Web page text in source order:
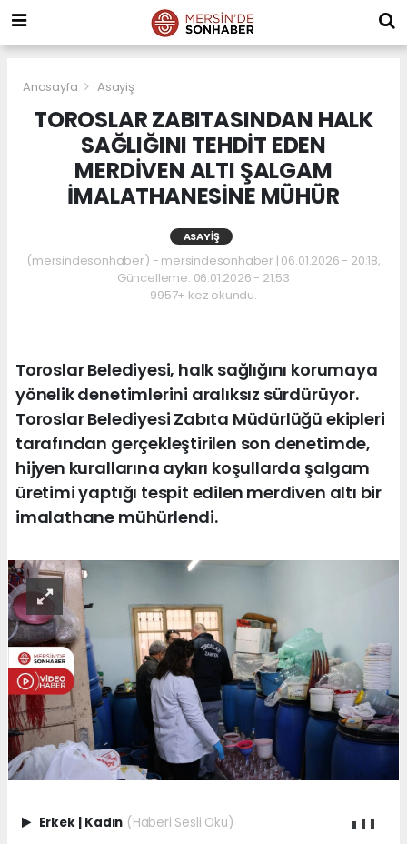
Anasayfa Asayiş
TOROSLAR ZABITASINDAN HALK
SAĞLIĞINI TEHDİT EDEN
MERDİVEN ALTI ŞALGAM
İMALATHANESİNE MÜHÜR
ASAYIŞ
(mersindesonhaber) - mersindesonhaber | 06.01.2026 - 20:18,
Güncelleme: 06.01.2026 - 21:53
9957+ kez okundu.
Toroslar Belediyesi, halk sağlığını korumaya
yönelik denetimlerini aralıksız sürdürüyor.
Toroslar Belediyesi Zabıta Müdürlüğü ekipleri
tarafından gerçekleştirilen son denetimde,
hijyen kurallarına aykırı koşullarda şalgam
üretimi yaptığı tespit edilen merdiven altı bir
imalathane mühürlendi.
Erkek | Kadın (Haberi Sesli Oku)